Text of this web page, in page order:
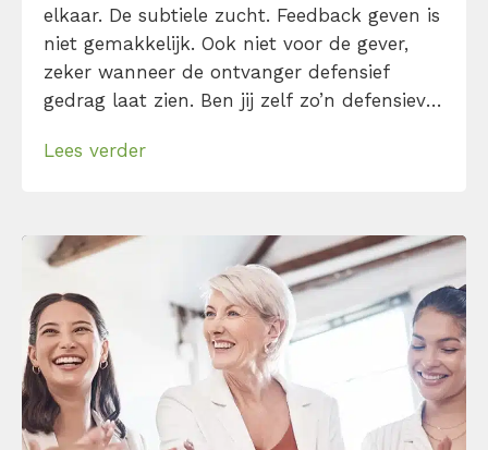
elkaar. De subtiele zucht. Feedback geven is
niet gemakkelijk. Ook niet voor de gever,
zeker wanneer de ontvanger defensief
gedrag laat zien. Ben jij zelf zo’n defensieve
stemmetje in je hoofd ook te tetteren over
Lees verder